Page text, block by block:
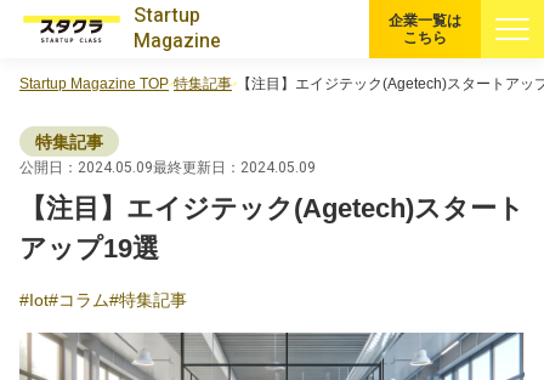
Startup
Magazine
注目スタートアップ
イベント・セミナー
特集記事
CEOインタビュー
企業一覧は
こちら
Startup Magazine TOP 特集記事 【注目】エイジテック(Agetech)スタートアッ
特集記事
公開日：2024.05.09最終更新日：2024.05.09
【注目】エイジテック(Agetech)スタート
アップ19選
Iot コラム 特集記事